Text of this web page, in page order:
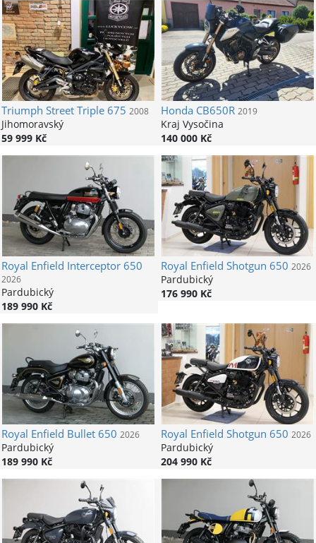
Triumph Street Triple 675 2008
Jihomoravský
59 999 Kč
HondaCB650R 2019
Kraj Vysočina
140 000 Kč
Royal Enfield Interceptor 650
2026
Pardubický
189 990 Kč
Royal Enfield Shotgun 650 2026
Pardubický
176 990 Kč
Royal Enfield Bullet 650 2026
Pardubický
189 990 Kč
Royal Enfield Shotgun 650 2026
Pardubický
204 990 Kč